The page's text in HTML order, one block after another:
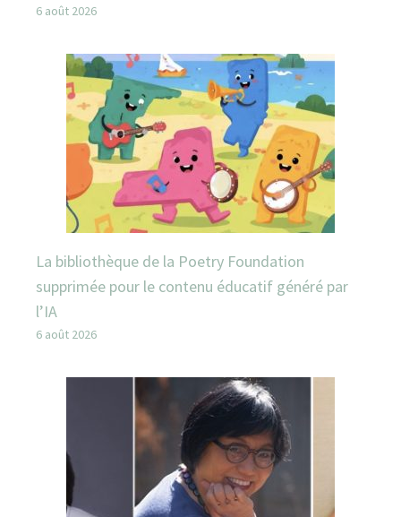
6 août 2026
La bibliothèque de la Poetry Foundation
supprimée pour le contenu éducatif généré par
l’IA
6 août 2026